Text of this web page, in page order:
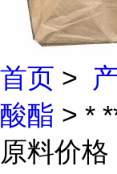
首页 >
酸酯 > *
原料价格